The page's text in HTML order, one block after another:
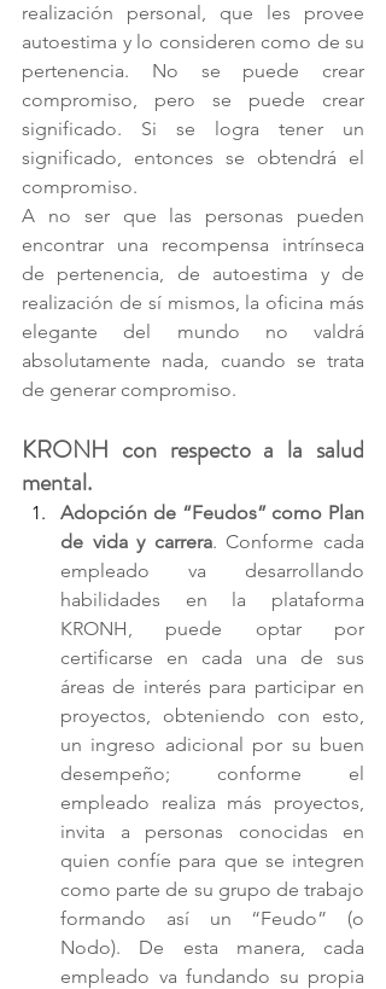
realización personal, que les provee
autoestima y lo consideren como de su
pertenencia. No se puede crear
compromiso, pero se puede crear
significado. Si se logra tener un
significado, entonces se obtendrá el
compromiso.
A no ser que las personas pueden
encontrar una recompensa intrínseca
de pertenencia, de autoestima y de
realización de sí mismos, la oficina más
elegante del mundo no valdrá
absolutamente nada, cuando se trata
de generar compromiso.
KRONH con respecto a la salud
mental.
Adopción de “Feudos” como Plan
de vida y carrera. Conforme cada
empleado va desarrollando
habilidades en la plataforma
KRONH, puede optar por
certificarse en cada una de sus
áreas de interés para participar en
proyectos, obteniendo con esto,
un ingreso adicional por su buen
desempeño; conforme el
empleado realiza más proyectos,
invita a personas conocidas en
quien confíe para que se integren
como parte de su grupo de trabajo
formando así un “Feudo” (o
Nodo). De esta manera, cada
empleado va fundando su propia